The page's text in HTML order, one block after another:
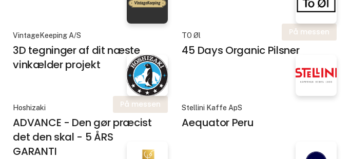
VintageKeeping A/S
3D tegninger af dit næste
vinkælder projekt
På messen
TO Øl
45 Days Organic Pilsner
På messen
Hoshizaki
ADVANCE - Den gør præcist
det den skal - 5 ÅRS
GARANTI
Stellini Kaffe ApS
Aequator Peru